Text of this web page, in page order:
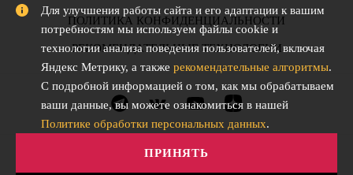
ПОЛИТИКА КОНФИДЕНЦИАЛЬНОСТИ
РЕКОМЕНДАТЕЛЬНЫЕ ТЕХНОЛОГИИ
Для улучшения работы сайта и его адаптации к вашим
потребностям мы используем файлы cookie и
технологии анализа поведения пользователей, включая
Яндекс Метрику, а также рекомендательные алгоритмы.
С подробной информацией о том, как мы обрабатываем
ваши данные, вы можете ознакомиться в нашей
Политике обработки персональных данных.
ПРИНЯТЬ